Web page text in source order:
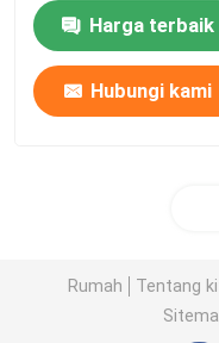
Harga terbaik
Hubungi kami
Rumah Tentang